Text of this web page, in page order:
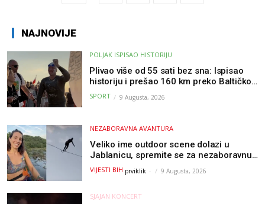
NAJNOVIJE
POLJAK ISPISAO HISTORIJU
Plivao više od 55 sati bez sna: Ispisao
historiju i prešao 160 km preko Baltičkog
mora – a podvig posvetio djeci oboljeloj
od raka
SPORT 9 Augusta, 2026
NEZABORAVNA AVANTURA
Veliko ime outdoor scene dolazi u
Jablanicu, spremite se za nezaboravnu
avanturu (VIDEO) !
VIJESTI BIH prviklik - 9 Augusta, 2026
SJAJAN KONCERT